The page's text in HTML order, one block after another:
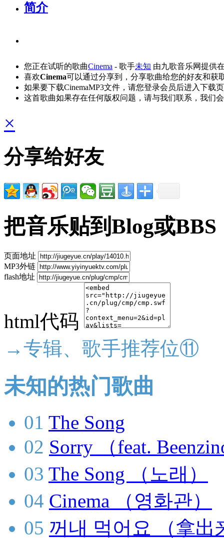
简介
您正在试听的歌曲Cinema - 歌手未知 由九歌音乐网提供
喜欢Cinema可以通过分享到，分享歌曲给您的好友和获
如果要下载CinemaMP3文件，请您登录会员后进入下载
这首歌曲如果存在任何版权问题，请与我们联系，我们
×
分享给好友
把音乐贴到Blog或BBS
页面地址
MP3外链
flash地址
html代码
→专辑、歌手推荐位⑪
未知的热门歌曲
01 The Song
02 Sorry （feat.
03 The Song （노래）
04 Cinema （영화관）
05 꺼내 먹어요 （拿出